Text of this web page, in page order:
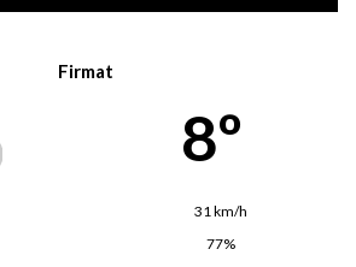
Firmat
8º
31 km/h
77%